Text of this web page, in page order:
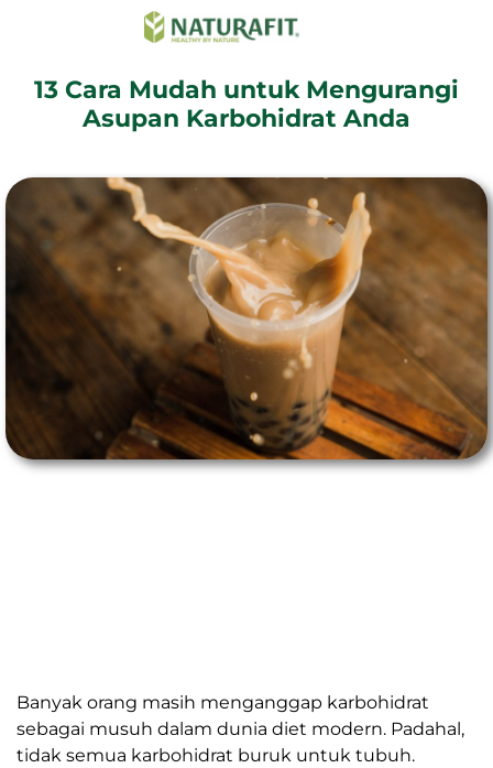
13 Cara Mudah untuk Mengurangi
Asupan Karbohidrat Anda
Banyak orang masih menganggap karbohidrat
sebagai musuh dalam dunia diet modern. Padahal,
tidak semua karbohidrat buruk untuk tubuh.